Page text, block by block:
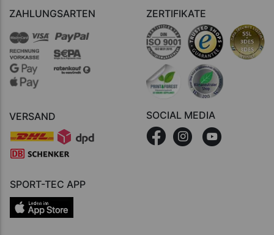
ZAHLUNGSARTEN
VERSAND
ZERTIFIKATE
SOCIAL MEDIA
SPORT-TEC APP